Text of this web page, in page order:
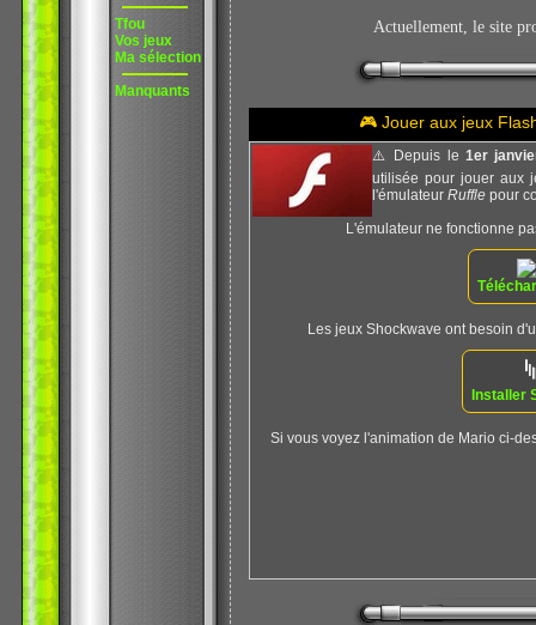
Tfou
Vos jeux
Ma sélection
Manquants
Actuellement, le site
🎮 Jouer aux jeux
⚠️ Depuis le 1er
utilisée pour jouer aux
l'émulateur Ruffle pour
L'émulateur ne fonctionne
Les jeux Shockwave ont besoin
Installer
Si vous voyez l'animation de Mario ci-